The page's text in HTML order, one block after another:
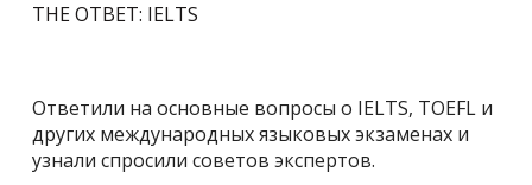
THE ОТВЕТ: IELTS
Ответили на основные вопросы о IELTS, TOEFL и
других международных языковых экзаменах и
узнали спросили советов экспертов.